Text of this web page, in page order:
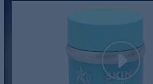
• Kann den Gehalt an Feuchtigkeit
Nutzen Sie die Gelegenheit undPlay